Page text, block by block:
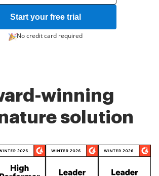
Start your free trial
No credit card required
winning
solution